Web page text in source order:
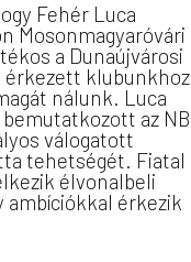
Fehér Luca
Mosonmagyaróvári
a Dunaújvárosi
érkezett klubunkhoz
nálunk. Luca
az NB
válogatott
tehetségét. Fiatal
élvonalbeli
érkezik